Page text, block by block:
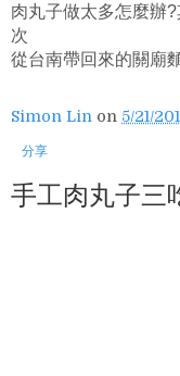
肉丸子做太多怎麼辦
次
從台南帶回來的關廟
Simon Lin on 5/21/
分享
手工肉丸子三